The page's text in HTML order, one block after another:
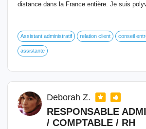
distance dans la France entière. Je suis
Assistant administratif relation client conseil
assistante
Deborah Z.
RESPONSABLE
/ COMPTABLE / RH